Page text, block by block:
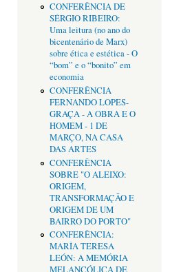
CONFERÊNCIA DE
SÉRGIO RIBEIRO:
Uma leitura (no ano do
bicentenário de Marx)
sobre ética e estética - O
“bom” e o “bonito” em
economia
CONFERÊNCIA
FERNANDO LOPES-
GRAÇA - A OBRA E O
HOMEM - 1 DE
MARÇO, NA CASA
DAS ARTES
CONFERÊNCIA
SOBRE "O ALEIXO:
ORIGEM,
TRANSFORMAÇÃO E
ORIGEM DE UM
BAIRRO DO PORTO"
CONFERÊNCIA:
MARÍA TERESA
LEÓN: A MEMÓRIA
MELANCÓLICA DE